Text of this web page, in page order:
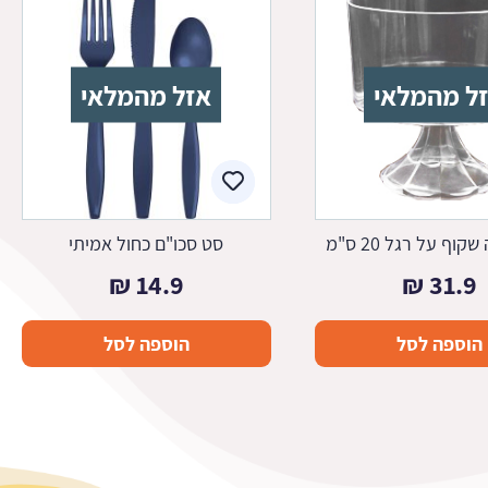
מהמלאי
על רגל 20 ס"מ
31.9
₪
הוספה לסל
אזל מהמלאי
סט סכו"ם כחול אמיתי
14.9
₪
הוספה לסל